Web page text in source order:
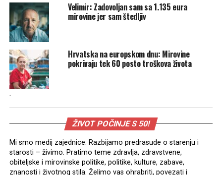
Velimir: Zadovoljan sam sa 1.135 eura
mirovine jer sam štedljiv
Hrvatska na europskom dnu: Mirovine
pokrivaju tek 60 posto troškova života
.
ŽIVOT POČINJE S 50!
Mi smo medij zajednice. Razbijamo predrasude o starenju i
starosti – živimo. Pratimo teme zdravlja, zdravstvene,
obiteljske i mirovinske politike, politike, kulture, zabave,
znanosti i životnog stila. Želimo vas ohrabriti, povezati i